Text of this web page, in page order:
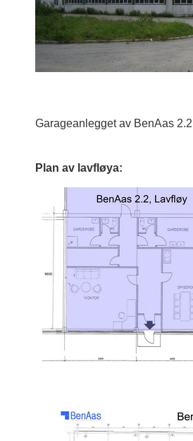
Garageanlegget av BenAas
Plan av lavfløya: